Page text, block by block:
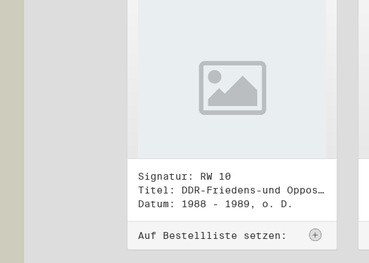
Signatur: RW 10
Titel: DDR-Friedens-und Oppositionsbewegung (3)
Datum: 1988 - 1989, o. D.
Auf Bestellliste setzen: